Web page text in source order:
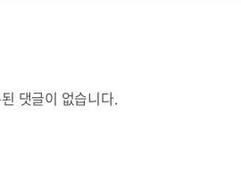
댓글이 없습니다.